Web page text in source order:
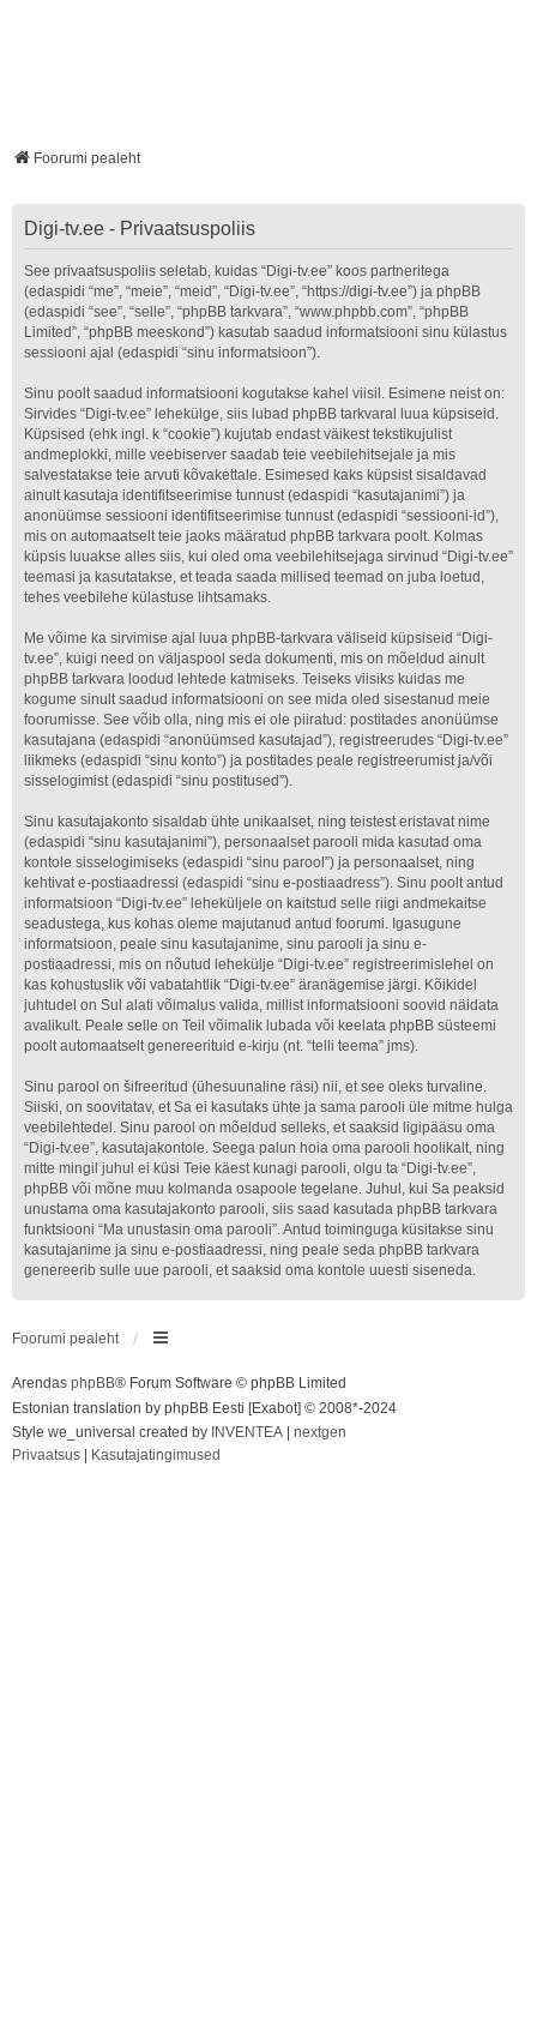
Foorumi pealeht
Digi-tv.ee - Privaatsuspoliis
See privaatsuspoliis seletab, kuidas “Digi-tv.ee” koos partneritega
(edaspidi “me”, “meie”, “meid”, “Digi-tv.ee”, “https://digi-tv.ee”) ja phpBB
(edaspidi “see”, “selle”, “phpBB tarkvara”, “www.phpbb.com”, “phpBB
Limited”, “phpBB meeskond”) kasutab saadud informatsiooni sinu külastus
sessiooni ajal (edaspidi “sinu informatsioon”).
Sinu poolt saadud informatsiooni kogutakse kahel viisil. Esimene neist on:
Sirvides “Digi-tv.ee” lehekülge, siis lubad phpBB tarkvaral luua küpsiseid.
Küpsised (ehk ingl. k “cookie”) kujutab endast väikest tekstikujulist
andmeplokki, mille veebiserver saadab teie veebilehitsejale ja mis
salvestatakse teie arvuti kõvakettale. Esimesed kaks küpsist sisaldavad
ainult kasutaja identifitseerimise tunnust (edaspidi “kasutajanimi”) ja
anonüümse sessiooni identifitseerimise tunnust (edaspidi “sessiooni-id”),
mis on automaatselt teie jaoks määratud phpBB tarkvara poolt. Kolmas
küpsis luuakse alles siis, kui oled oma veebilehitsejaga sirvinud “Digi-tv.ee”
teemasi ja kasutatakse, et teada saada millised teemad on juba loetud,
tehes veebilehe külastuse lihtsamaks.
Me võime ka sirvimise ajal luua phpBB-tarkvara väliseid küpsiseid “Digi-
tv.ee”, kuigi need on väljaspool seda dokumenti, mis on mõeldud ainult
phpBB tarkvara loodud lehtede katmiseks. Teiseks viisiks kuidas me
kogume sinult saadud informatsiooni on see mida oled sisestanud meie
foorumisse. See võib olla, ning mis ei ole piiratud: postitades anonüümse
kasutajana (edaspidi “anonüümsed kasutajad”), registreerudes “Digi-tv.ee”
liikmeks (edaspidi “sinu konto”) ja postitades peale registreerumist ja/või
sisselogimist (edaspidi “sinu postitused”).
Sinu kasutajakonto sisaldab ühte unikaalset, ning teistest eristavat nime
(edaspidi “sinu kasutajanimi”), personaalset parooli mida kasutad oma
kontole sisselogimiseks (edaspidi “sinu parool”) ja personaalset, ning
kehtivat e-postiaadressi (edaspidi “sinu e-postiaadress”). Sinu poolt antud
informatsioon “Digi-tv.ee” leheküljele on kaitstud selle riigi andmekaitse
seadustega, kus kohas oleme majutanud antud foorumi. Igasugune
informatsioon, peale sinu kasutajanime, sinu parooli ja sinu e-
postiaadressi, mis on nõutud lehekülje “Digi-tv.ee” registreerimislehel on
kas kohustuslik või vabatahtlik “Digi-tv.ee” äranägemise järgi. Kõikidel
juhtudel on Sul alati võimalus valida, millist informatsiooni soovid näidata
avalikult. Peale selle on Teil võimalik lubada või keelata phpBB süsteemi
poolt automaatselt genereerituid e-kirju (nt. “telli teema” jms).
Sinu parool on šifreeritud (ühesuunaline räsi) nii, et see oleks turvaline.
Siiski, on soovitatav, et Sa ei kasutaks ühte ja sama parooli üle mitme hulga
veebilehtedel. Sinu parool on mõeldud selleks, et saaksid ligipääsu oma
“Digi-tv.ee”, kasutajakontole. Seega palun hoia oma parooli hoolikalt, ning
mitte mingil juhul ei küsi Teie käest kunagi parooli, olgu ta “Digi-tv.ee”,
phpBB või mõne muu kolmanda osapoole tegelane. Juhul, kui Sa peaksid
unustama oma kasutajakonto parooli, siis saad kasutada phpBB tarkvara
funktsiooni “Ma unustasin oma parooli”. Antud toiminguga küsitakse sinu
kasutajanime ja sinu e-postiaadressi, ning peale seda phpBB tarkvara
genereerib sulle uue parooli, et saaksid oma kontole uuesti siseneda.
Foorumi pealeht
Arendas phpBB® Forum Software © phpBB Limited
Estonian translation by phpBB Eesti [Exabot] © 2008*-2024
Style we_universal created by INVENTEA
nextgen
Privaatsus
Kasutajatingimused